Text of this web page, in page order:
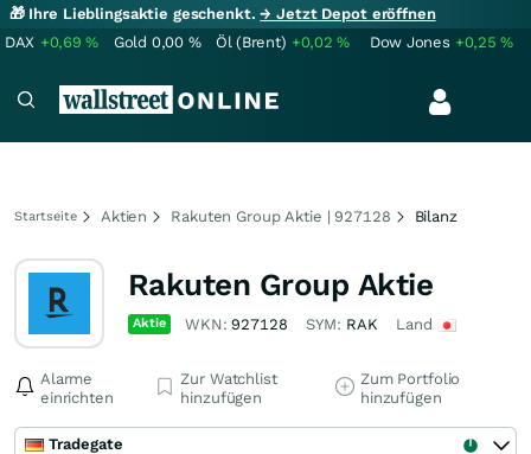
🎁 Ihre Lieblingsaktie geschenkt.→ Jetzt Depot eröffnen
DAX +0,69% Gold 0,00 % Öl (Brent) +0,02% Dow Jones +0,25%
Startseite Aktien Rakuten Group Aktie | 927128 Bilanz
Rakuten Group Aktie
Aktie WKN:927128 SYM: RAK Land
Alarme
einrichten
Zur Watchlist
hinzufügen
Zum Portfolio
hinzufügen
Tradegate